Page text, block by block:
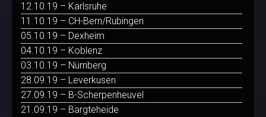
12.10.19 – Karlsruhe
11.10.19 – CH-Bern/Rubingen
05.10.19 – Dexheim
04.10.19 – Koblenz
03.10.19 – Nürnberg
28.09.19 – Leverkusen
27.09.19 – B-Scherpenheuvel
21.09.19 – Bargteheide